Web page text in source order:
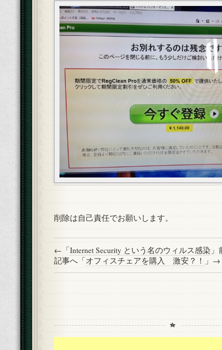
削除は自己責任でお願いします。
←「Internet Security という名のウィルス感染
記事へ「オフィスチェアを購入 激安？！ 」→